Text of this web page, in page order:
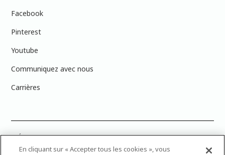
Facebook
Pinterest
Youtube
Communiquez avec nous
Carrières
PRÉCISION DES COULEURS : Veuillez noter que les couleurs affichées à
l’écran peuvent ne pas correspondre exactement aux couleurs de
En cliquant sur « Accepter tous les cookies », vous